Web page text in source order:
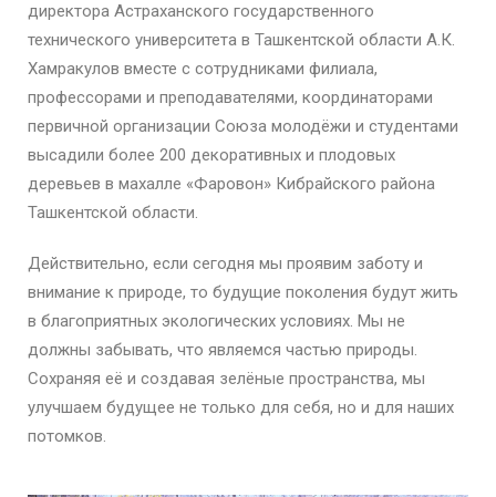
директора Астраханского государственного
технического университета в Ташкентской области А.К.
Хамракулов вместе с сотрудниками филиала,
профессорами и преподавателями, координаторами
первичной организации Союза молодёжи и студентами
высадили более 200 декоративных и плодовых
деревьев в махалле «Фаровон» Кибрайского района
Ташкентской области.
Действительно, если сегодня мы проявим заботу и
внимание к природе, то будущие поколения будут жить
в благоприятных экологических условиях. Мы не
должны забывать, что являемся частью природы.
Сохраняя её и создавая зелёные пространства, мы
улучшаем будущее не только для себя, но и для наших
потомков.